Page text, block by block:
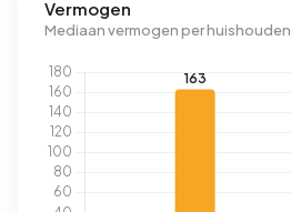
Vermogen
Mediaan vermogen per huishouden